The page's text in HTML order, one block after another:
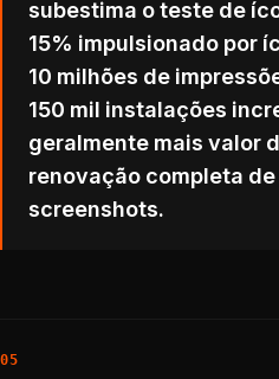
subestima o teste de
15% impulsionado por
10 milhões de
150 mil instalações
geralmente mais valor
renovação completa
screenshots.